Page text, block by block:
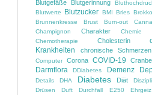
Blutgefäße Blutgerinnung
Blutwerte
Blutzucker BMI Bries
Brunnenkresse
Brust Burn-out
Champignon
Charakter Chemie
Chemotherapie
Cholesterin
Krankheiten
chronische Schmerzen
Computer
Corona COVID-19
Darmflora DDiabetes Demenz
Details DHA Diabetes Diät
Drüsen
Duft Durchfall E250 Ehrgeiz